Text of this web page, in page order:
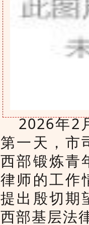
2026年2
第一天，市
西部锻炼青
律师的工作
提出殷切期
西部基层法